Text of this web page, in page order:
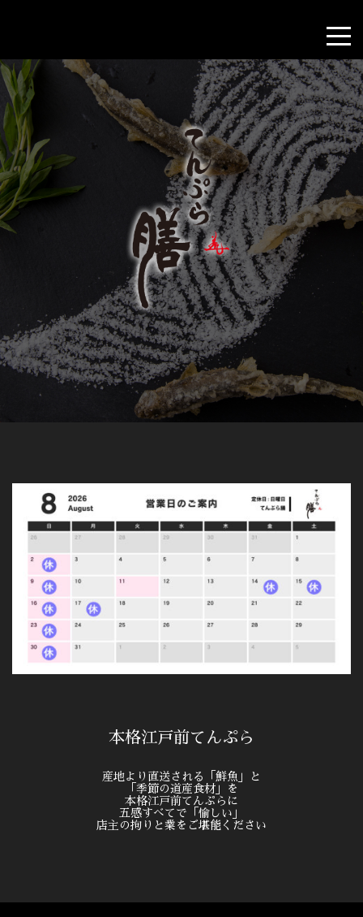
本格江戸前てんぷら
産地より直送される「鮮魚」と
「季節の道産食材」を
本格江戸前てんぷらに
五感すべてで「愉しい」
店主の拘りと業をご堪能ください